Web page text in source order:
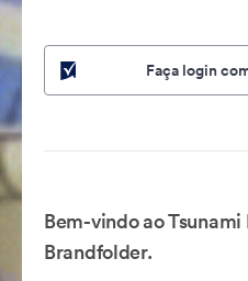
Faça login
Bem-vindo ao
Brandfolder.